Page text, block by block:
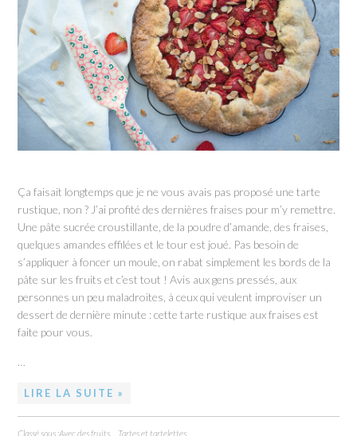
Ça faisait longtemps que je ne vous avais pas proposé une tarte
rustique, non ? J’ai profité des dernières fraises pour m’y remettre.
Une pâte sucrée croustillante, de la poudre d’amande, des fraises,
quelques amandes effilées et le tour est joué. Pas besoin de
s’appliquer à foncer un moule, on rabat simplement les bords de la
pâte sur les fruits et c’est tout ! Avis aux gens pressés, aux
personnes un peu maladroites, à ceux qui veulent improviser un
dessert de dernière minute : cette tarte rustique aux fraises est
faite pour vous.
…
LIRE LA SUITE »
Classé sous :Avec des fruits...
Tartes et tartelettes